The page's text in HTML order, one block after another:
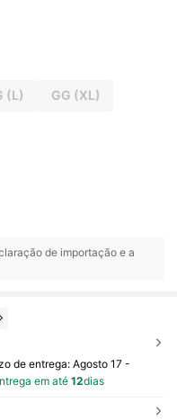
(L) GG (XL)
de importação e a
de entrega:Agosto 17 -
em até 12dias